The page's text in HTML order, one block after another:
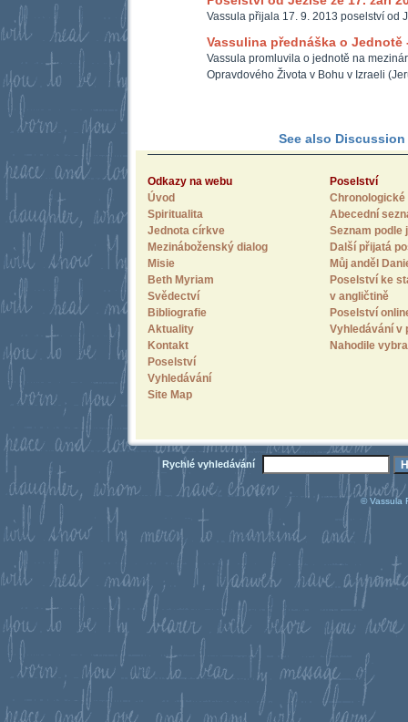
Vassula přijala 17. 9. 2013 poselství od
Vassulina přednáška o Jednotě
Vassula promluvila o jednotě na
Opravdového Života v Bohu v Izraeli
See also
Odkazy na webu
Úvod
Spiritualita
Jednota církve
Mezináboženský dialog
Misie
Beth Myriam
Svědectví
Bibliografie
Aktuality
Kontakt
Poselství
Vyhledávání
Site Map
Poselství
Chronologické
Abecední
Seznam
Další přijatá
Můj anděl
Poselství ke
v angličtině
Poselství
Vyhledávání v
Nahodile
Rychlé vyhledávání
© Vassula